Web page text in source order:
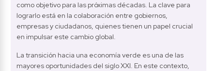
como objetivo para las próximas décadas. La clave para
lograrlo está en la colaboración entre gobiernos,
empresas y ciudadanos, quienes tienen un papel crucial
en impulsar este cambio global.
La transición hacia una economía verde es una de las
mayores oportunidades del siglo XXI. En este contexto,